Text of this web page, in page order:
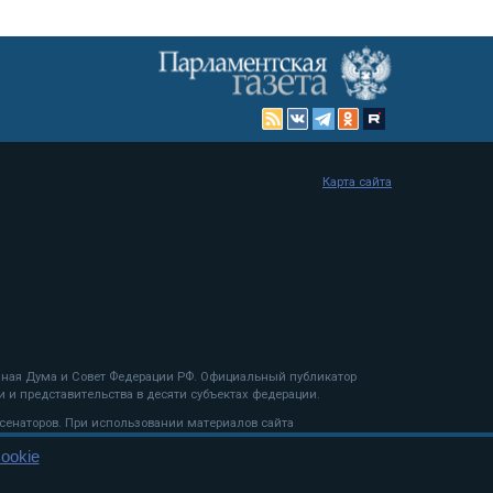
Дума и Совет Федерации РФ. Официальный публикатор
представительства в десяти субъектах федерации.
При использовании материалов сайта
Карта сайта